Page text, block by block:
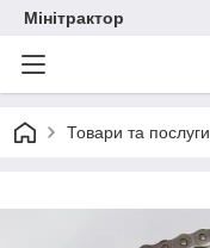
Мінітрактор
Товари та послуги